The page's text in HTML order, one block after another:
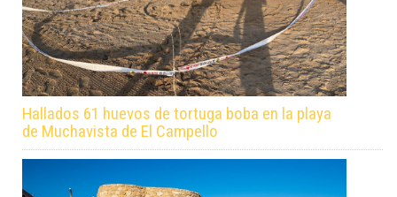
Hallados 61 huevos de tortuga boba en la playa
de Muchavista de El Campello